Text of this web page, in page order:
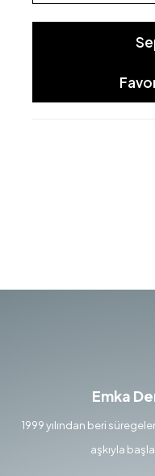
Emka
1999 yılından beri
aşkıyla